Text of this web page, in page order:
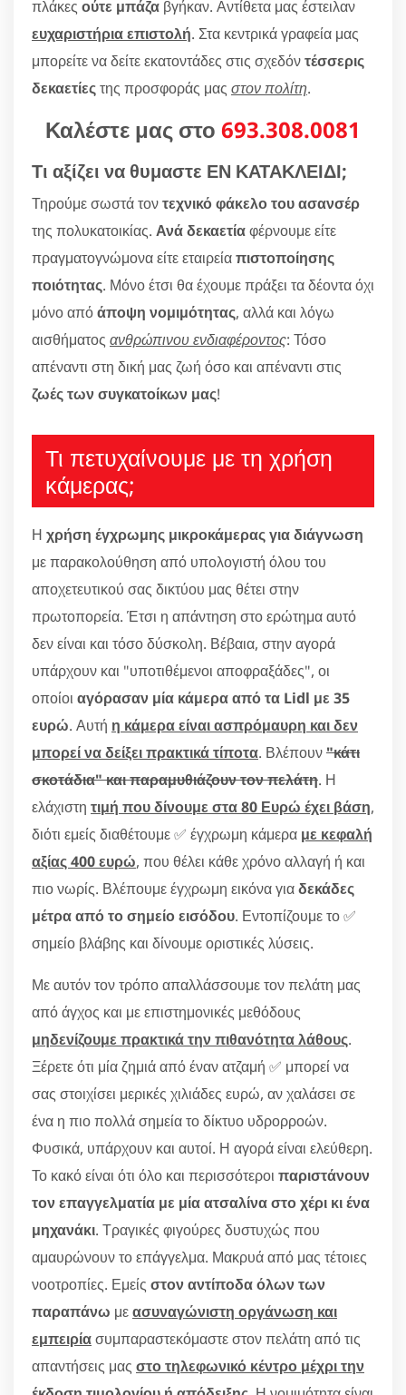
πλάκες ούτε μπάζα βγήκαν. Αντίθετα μας έστειλαν
ευχαριστήρια επιστολή. Στα κεντρικά γραφεία μας
μπορείτε να δείτε εκατοντάδες στις σχεδόντέσσερις
δεκαετίεςτης προσφοράς μας στον πολίτη.
Καλέστε μας στο 693.308.0081
Τι αξίζει να θυμαστε ΕΝ ΚΑΤΑΚΛΕΙΔΙ;
Τηρούμε σωστά τοντεχνικό φάκελο του ασανσέρ
της πολυκατοικίας. Ανά δεκαετίαφέρνουμε είτε
πραγματογνώμονα είτε εταιρείαπιστοποίησης
ποιότητας. Μόνο έτσι θα έχουμε πράξει τα δέοντα όχι
μόνο απόάποψη νομιμότητας, αλλά και λόγω
αισθήματος ανθρώπινου ενδιαφέροντος: Τόσο
απέναντι στη δική μας ζωή όσο και απέναντι στις
ζωές των συγκατοίκων μας!
Τι πετυχαίνουμε με τη χρήση
κάμερας;
Η χρήση έγχρωμης μικροκάμερας για διάγνωση
με παρακολούθηση από υπολογιστή όλου του
αποχετευτικού σας δικτύου μας θέτει στην
πρωτοπορεία. Έτσι η απάντηση στο ερώτημα αυτό
δεν είναι και τόσο δύσκολη. Βέβαια, στην αγορά
υπάρχουν και "υποτιθέμενοι αποφραξάδες", οι
οποίοι αγόρασαν μία κάμερα από τα Lidl με 35
ευρώ. Αυτή η κάμερα είναι ασπρόμαυρη και δεν
μπορεί να δείξει πρακτικά τίποτα. Βλέπουν"κάτι
σκοτάδια" και παραμυθιάζουν τον πελάτη. Η
ελάχιστη τιμή που δίνουμε στα 80 Ευρώ έχει βάση,
διότι εμείς διαθέτουμε ✅ έγχρωμη κάμερα με κεφαλή
αξίας 400 ευρώ, που θέλει κάθε χρόνο αλλαγή ή και
πιο νωρίς. Βλέπουμε έγχρωμη εικόνα γιαδεκάδες
μέτρα από το σημείο εισόδου. Εντοπίζουμε το ✅
σημείο βλάβης και δίνουμε οριστικές λύσεις.
Με αυτόν τον τρόπο απαλλάσσουμε τον πελάτη μας
από άγχος και με επιστημονικές μεθόδους
μηδενίζουμε πρακτικά την πιθανότητα λάθους.
Ξέρετε ότι μία ζημιά από έναν ατζαμή ✅ μπορεί να
σας στοιχίσει μερικές χιλιάδες ευρώ, αν χαλάσει σε
ένα η πιο πολλά σημεία το δίκτυο υδρορροών.
Φυσικά, υπάρχουν και αυτοί. Η αγορά είναι ελεύθερη.
Το κακό είναι ότι όλο και περισσότεροι παριστάνουν
τον επαγγελματία με μία ατσαλίνα στο χέρι κι ένα
μηχανάκι. Τραγικές φιγούρες δυστυχώς που
αμαυρώνουν το επάγγελμα. Μακρυά από μας τέτοιες
νοοτροπίες. Εμείς στον αντίποδα όλων των
παραπάνω μεασυναγώνιστη οργάνωση και
εμπειρίασυμπαραστεκόμαστε στον πελάτη από τις
απαντήσεις μας στο τηλεφωνικό κέντρο μέχρι την